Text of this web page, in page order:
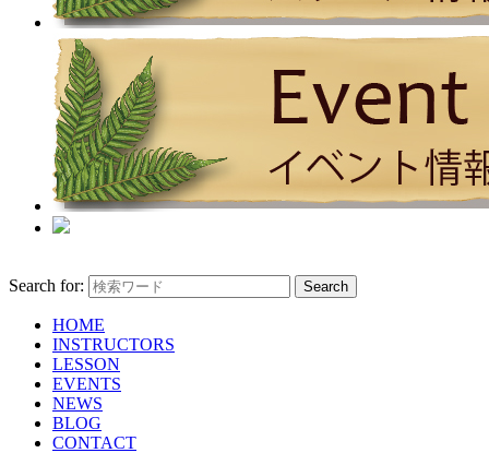
Search for:
HOME
INSTRUCTORS
LESSON
EVENTS
NEWS
BLOG
CONTACT